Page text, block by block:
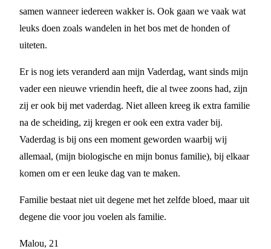
samen wanneer iedereen wakker is. Ook gaan we vaak wat
leuks doen zoals wandelen in het bos met de honden of
uiteten.
Er is nog iets veranderd aan mijn Vaderdag, want sinds mijn
vader een nieuwe vriendin heeft, die al twee zoons had, zijn
zij er ook bij met vaderdag. Niet alleen kreeg ik extra familie
na de scheiding, zij kregen er ook een extra vader bij.
Vaderdag is bij ons een moment geworden waarbij wij
allemaal, (mijn biologische en mijn bonus familie), bij elkaar
komen om er een leuke dag van te maken.
Familie bestaat niet uit degene met het zelfde bloed, maar uit
degene die voor jou voelen als familie.
Malou, 21